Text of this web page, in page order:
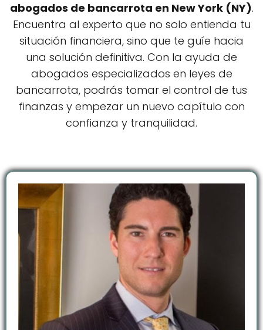
abogados de bancarrota en New York (NY).
Encuentra al experto que no solo entienda tu
situación financiera, sino que te guíe hacia
una solución definitiva. Con la ayuda de
abogados especializados en leyes de
bancarrota, podrás tomar el control de tus
finanzas y empezar un nuevo capítulo con
confianza y tranquilidad.